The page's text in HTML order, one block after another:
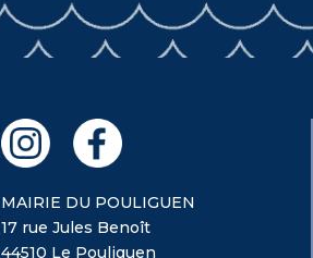
MAIRIE DU POULIGUEN
17 rue Jules Benoît
44510 Le Pouliguen